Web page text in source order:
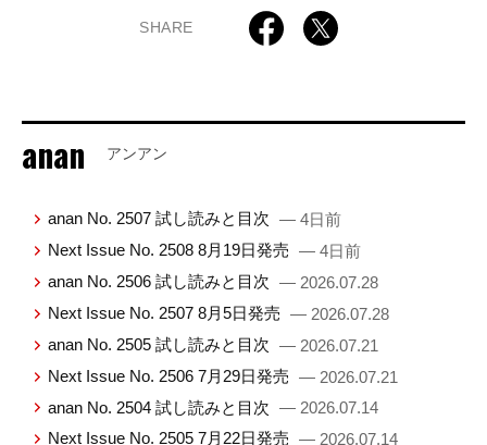
SHARE
anan アンアン
anan No. 2507 試し読みと目次 — 4日前
Next Issue No. 2508 8月19日発売 — 4日前
anan No. 2506 試し読みと目次 — 2026.07.28
Next Issue No. 2507 8月5日発売 — 2026.07.28
anan No. 2505 試し読みと目次 — 2026.07.21
Next Issue No. 2506 7月29日発売 — 2026.07.21
anan No. 2504 試し読みと目次 — 2026.07.14
Next Issue No. 2505 7月22日発売 — 2026.07.14